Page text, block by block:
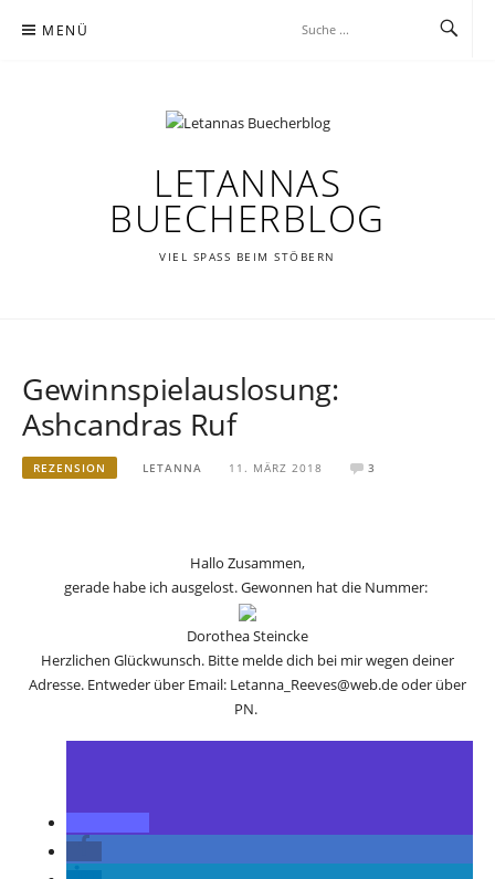
Inhalt MENÜ
LETANNAS
BUECHERBLOG
VIEL SPASS BEIM STÖBERN
Gewinnspielauslosung:
Ashcandras Ruf
REZENSION LETANNA 11. MÄRZ 2018 3
Hallo Zusammen,
gerade habe ich ausgelost. Gewonnen hat die Nummer:
Dorothea Steincke
Herzlichen Glückwunsch. Bitte melde dich bei mir wegen deiner
Adresse. Entweder über Email: Letanna_Reeves@web.de oder über
PN.